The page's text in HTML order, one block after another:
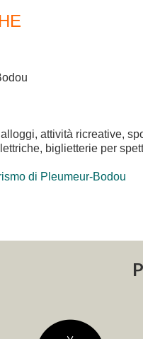
attività ricreative,
biglietterie per
di Pleumeur-Bodou